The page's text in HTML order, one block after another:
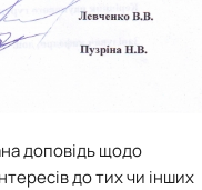
доповідь щодо
до тих чи інших